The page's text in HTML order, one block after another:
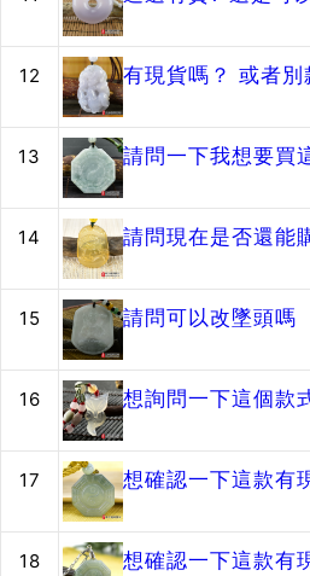
12 有現貨嗎？ 或者別
13 請問一下我想要買
14 請問現在是否還能
15 請問可以改墜頭嗎
16 想詢問一下這個款
17 想確認一下這款有
18 想確認一下這款有